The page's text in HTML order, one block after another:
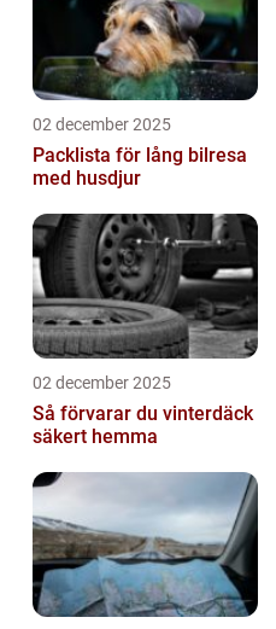
02 december 2025
Packlista för lång bilresa
med husdjur
02 december 2025
Så förvarar du vinterdäck
säkert hemma